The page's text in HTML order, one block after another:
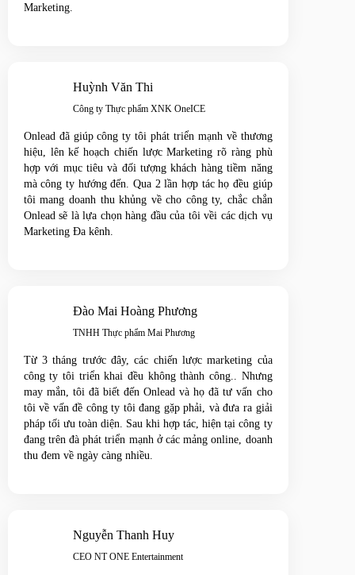
Marketing.
Huỳnh Văn Thi
Công ty Thực phẩm XNK OneICE
Onlead đã giúp công ty tôi phát triển mạnh về thương
hiệu, lên kế hoạch chiến lược Marketing rõ ràng phù
hợp với mục tiêu và đối tượng khách hàng tiềm năng
mà công ty hướng đến. Qua 2 lần hợp tác họ đều giúp
tôi mang doanh thu khủng về cho công ty, chắc chắn
Onlead sẽ là lựa chọn hàng đầu của tôi vềi các dịch vụ
Marketing Đa kênh.
Đào Mai Hoàng Phương
TNHH Thực phẩm Mai Phương
Từ 3 tháng trước đây, các chiến lược marketing của
công ty tôi triển khai đều không thành công.. Nhưng
may mắn, tôi đã biết đến Onlead và họ đã tư vấn cho
tôi về vấn đề công ty tôi đang gặp phải, và đưa ra giải
pháp tối ưu toàn diện. Sau khi hợp tác, hiện tại công ty
đang trên đà phát triển mạnh ở các mảng online, doanh
thu đem về ngày càng nhiều.
Nguyễn Thanh Huy
CEO NT ONE Entertainment